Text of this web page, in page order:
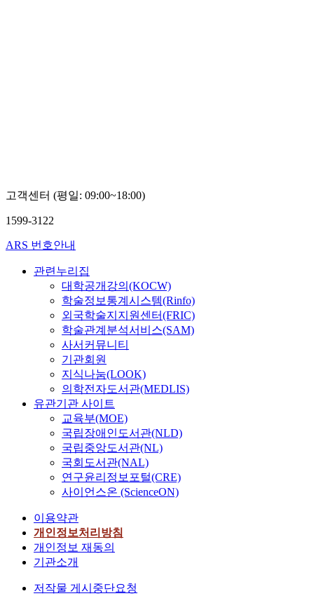
고객센터 (평일: 09:00~18:00)
1599-3122
ARS 번호안내
관련누리집
대학공개강의(KOCW)
학술정보통계시스템(Rinfo)
외국학술지지원센터(FRIC)
학술관계분석서비스(SAM)
사서커뮤니티
기관회원
지식나눔(LOOK)
의학전자도서관(MEDLIS)
유관기관 사이트
교육부(MOE)
국립장애인도서관(NLD)
국립중앙도서관(NL)
국회도서관(NAL)
연구윤리정보포털(CRE)
사이언스온 (ScienceON)
이용약관
개인정보처리방침
개인정보 재동의
기관소개
저작물 게시중단요청